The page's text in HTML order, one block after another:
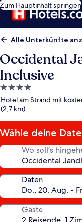
Zum Hauptinhalt springen
Alle Unterkünfte
Occidental
Inclusive
4.0-
Sterne-
Unterkunft
Hotel am Strand mit
(2,7 km)
Wähle deine
Wo soll’s
Daten
Gäste